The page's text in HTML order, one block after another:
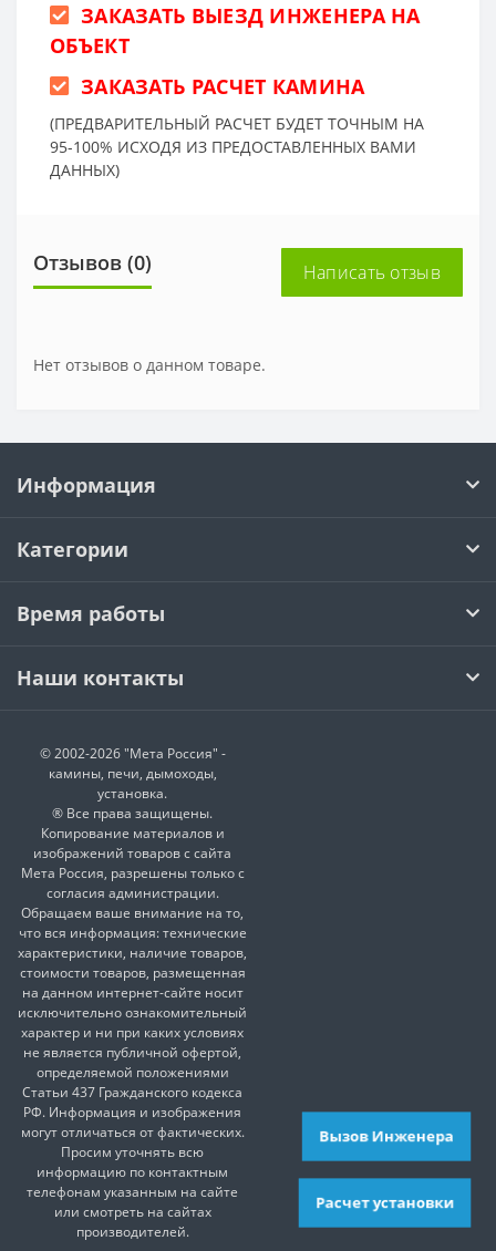
ЗАКАЗАТЬ ВЫЕЗД ИНЖЕНЕРА НА
ОБЪЕКТ
ЗАКАЗАТЬ РАСЧЕТ КАМИНА
(ПРЕДВАРИТЕЛЬНЫЙ РАСЧЕТ БУДЕТ ТОЧНЫМ НА
95-100% ИСХОДЯ ИЗ ПРЕДОСТАВЛЕННЫХ ВАМИ
ДАННЫХ)
Отзывов (0) Написать отзыв
Нет отзывов о данном товаре.
Информация
Категории
Время работы
Наши контакты
© 2002-2026 "Мета Россия" -
камины, печи, дымоходы,
установка.
® Все права защищены.
Копирование материалов и
изображений товаров с сайта
Мета Россия, разрешены только с
согласия администрации.
Обращаем ваше внимание на то,
что вся информация: технические
характеристики, наличие товаров,
стоимости товаров, размещенная
на данном интернет-сайте носит
исключительно ознакомительный
характер и ни при каких условиях
не является публичной офертой,
определяемой положениями
Статьи 437 Гражданского кодекса
РФ. Информация и изображения
могут отличаться от фактических.
Просим уточнять всю
информацию по контактным
телефонам указанным на сайте
или смотреть на сайтах
производителей.
Расчет установки
Вызов Инженера